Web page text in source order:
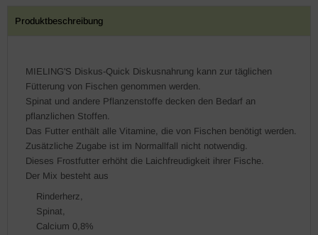
Produktbeschreibung
MIELING'S Diskus-Quick Diskusnahrung kann zur täglichen
Fütterung von Fischen genommen werden.
Spinat und andere Pflanzenstoffe decken den Bedarf an
pflanzlichen Stoffen.
Das Futter enthält alle Vitamine, die von Fischen benötigt werden.
Zusätzliche Zugabe ist im Normallfall nicht notwendig.
Dieses Frostfutter erhöht die Laichfreudigkeit ihrer Fische.
Der Mix besteht aus
Rinderherz,
Spinat,
Calcium 0,8%